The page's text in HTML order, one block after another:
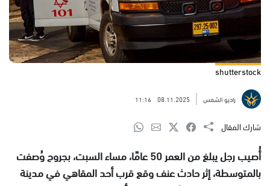
shutterstock
راديو الشمس 08.11.2025
11:16
شارك المقال
أُصيب رجل يبلغ من العمر 50 عامًا، مساء السبت، بجروح وُصفت
بالمتوسطة، إثر حادث عنف وقع قرب أحد المقاهي في مدينة